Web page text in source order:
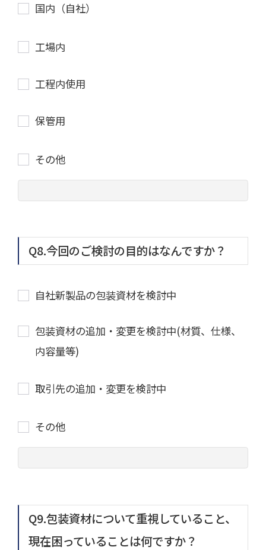
国内（自社）
工場内
工程内使用
保管用
その他
Q8.今回のご検討の目的はなんですか？
自社新製品の包装資材を検討中
包装資材の追加・変更を検討中(材質、仕様、
内容量等)
取引先の追加・変更を検討中
その他
Q9.包装資材について重視していること、
現在困っていることは何ですか？